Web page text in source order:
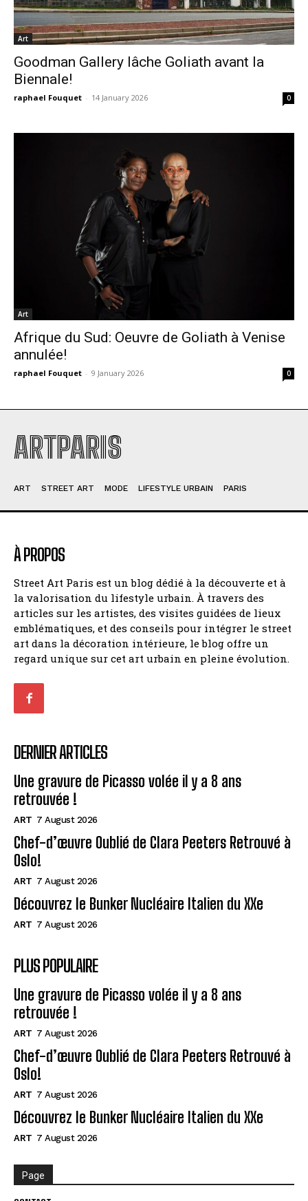
Art
Goodman Gallery lâche Goliath avant la
Biennale!
raphael Fouquet - 14 January 2026 0
Art
Afrique du Sud: Oeuvre de Goliath à Venise
annulée!
raphael Fouquet - 9 January 2026 0
ARTPARIS
ART STREET ART MODE LIFESTYLE URBAIN PARIS
À PROPOS
Street Art Paris est un blog dédié à la découverte et à
la valorisation du lifestyle urbain. À travers des
articles sur les artistes, des visites guidées de lieux
emblématiques, et des conseils pour intégrer le street
art dans la décoration intérieure, le blog offre un
regard unique sur cet art urbain en pleine évolution.
DERNIER ARTICLES
Une gravure de Picasso volée il y a 8 ans
retrouvée !
ART 7 August 2026
Chef-d’œuvre Oublié de Clara Peeters Retrouvé à
Oslo!
ART 7 August 2026
Découvrez le Bunker Nucléaire Italien du XXe
ART 7 August 2026
PLUS POPULAIRE
Une gravure de Picasso volée il y a 8 ans
retrouvée !
ART 7 August 2026
Chef-d’œuvre Oublié de Clara Peeters Retrouvé à
Oslo!
ART 7 August 2026
Découvrez le Bunker Nucléaire Italien du XXe
ART 7 August 2026
Page